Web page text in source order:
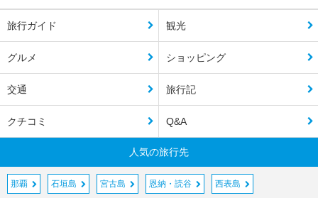
旅行ガイド 観光
グルメ ショッピング
交通 旅行記
クチコミ Q&A
人気の旅行先
那覇 石垣島 宮古島 恩納・読谷 西表島